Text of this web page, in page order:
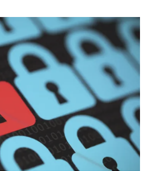
(Book-in, Scan-in, Board-in) ab 01/2022
r.l, Eltz (Book-in) ab 01/2022
in) ab 01/2021
(Book-in) ab 12/2021
VGMBH, Eschdorf (Book-in, Trade-in,
in) ab 01/2022
(Book-in) ab 12/2021
(Trade-in, Net-in) ab 12/2021
Clermont (Book-in, Trade-in, Scan-in,
ab 12/2021
SA, Wavre (Book-in) ab 11/2021
Esch/Alzette (Trade-in, Webshop) ab 12/2021
Corporate Services Lux SA (Book-in, Trade-
Board-in) ab 11/2021